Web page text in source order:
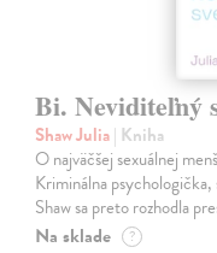
Bi. Neviditeľný
Shaw Julia| Kniha
O najväčšej sexuálnej
Kriminálna
Shaw sa preto rozhodla
Na sklade ?